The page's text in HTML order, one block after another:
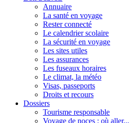
Annuaire
La santé en voyage
Rester connecté
Le calendrier scolaire
La sécurité en voyage
Les sites utiles
Les assurances
Les fuseaux horaires
Le climat, la météo
Visas, passeports
Droits et recours
Dossiers
Tourisme responsable
Voyage de noces : où aller...